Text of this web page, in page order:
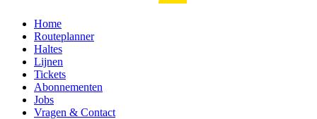
Home
Routeplanner
Haltes
Lijnen
Tickets
Abonnementen
Jobs
Vragen & Contact